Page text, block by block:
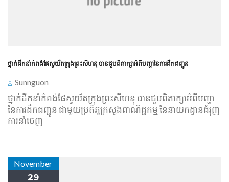
ថ្នាក់ដឹកនាំ​កំពង់ផែ​ស្វយ័ត​ក្រុងព្រះសីហនុ បាន​ជួបពិភាក្សា​អំពី​បញ្ហា​នៃ​ការដឹកជញ្ជូន
Sunnguon
ថ្នាក់ដឹកនាំ​កំពង់ផែ​ស្វយ័ត​ក្រុងព្រះសីហនុ បាន​ជួបពិភាក្សា​អំពី​បញ្ហា​
នៃ​ការដឹកជញ្ជូន ជាមួយ​ប្រតិភូ​ក្រសួង​ពាណិជ្ជកម្ម នៃ​នាយកដ្ឋាន​ជំរុញ​
ការនាំចេញ
November
29